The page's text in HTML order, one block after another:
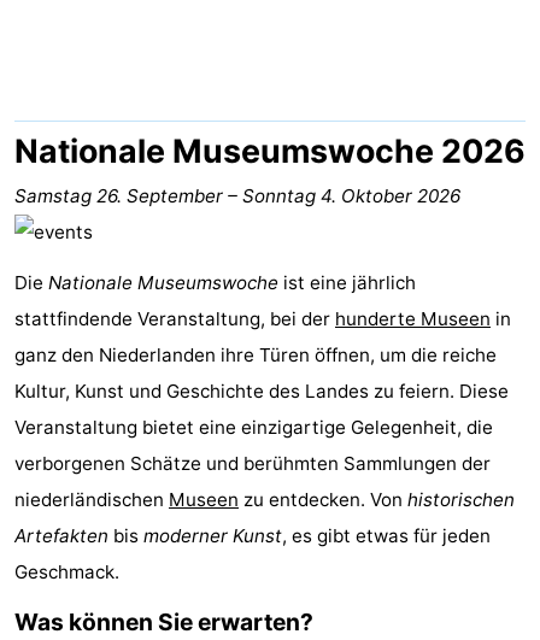
Nieuwvliet-
Bad
Meulinge
EuroParcs
Cadzand
-
Hoogduin
-
Noordzee
Cadzand-
Nieuwvliet-
Schoneveld
-
Strand
Resort
Bad
Waterdunen
-
Zwinhoeve
Hotels
Lastminutes
Nationale Museumswoche 2026
Samstag 26. September – Sonntag 4. Oktober 2026
Die Nationale Museumswoche ist eine jährlich
stattfindende Veranstaltung, bei der hunderte Museen in
ganz den Niederlanden ihre Türen öffnen, um die reiche
Kultur, Kunst und Geschichte des Landes zu feiern. Diese
Veranstaltung bietet eine einzigartige Gelegenheit, die
verborgenen Schätze und berühmten Sammlungen der
niederländischen Museen zu entdecken. Von historischen
Artefakten bis moderner Kunst, es gibt etwas für jeden
Geschmack.
Was können Sie erwarten?